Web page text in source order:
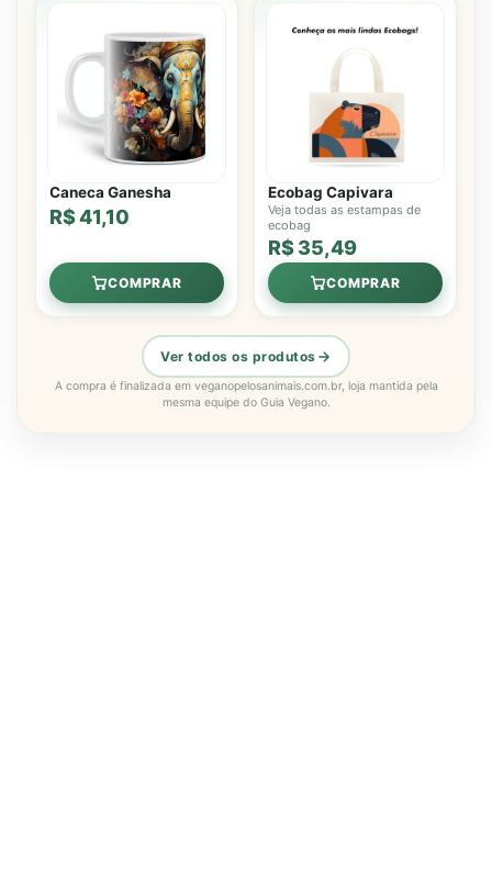
Caneca Ganesha
R$ 41,10
COMPRAR
Ecobag Capivara
Veja todas as estampas de
ecobag
R$ 35,49
COMPRAR
Ver todos os produtos
A compra é finalizada em veganopelosanimais.com.br, loja mantida pela
mesma equipe do Guia Vegano.